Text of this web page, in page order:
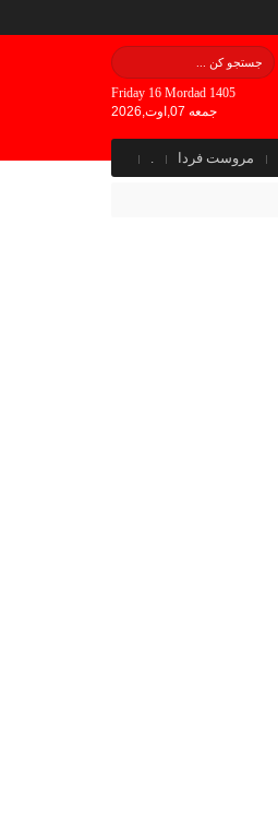
Friday 16 Mordad 1405
جمعه 07,اوت,2026
مروست فردا .